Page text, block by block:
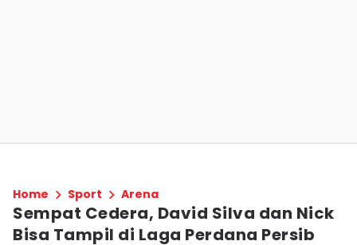
Home Sport Arena
Sempat Cedera, David Silva dan Nick
Bisa Tampil di Laga Perdana Persib